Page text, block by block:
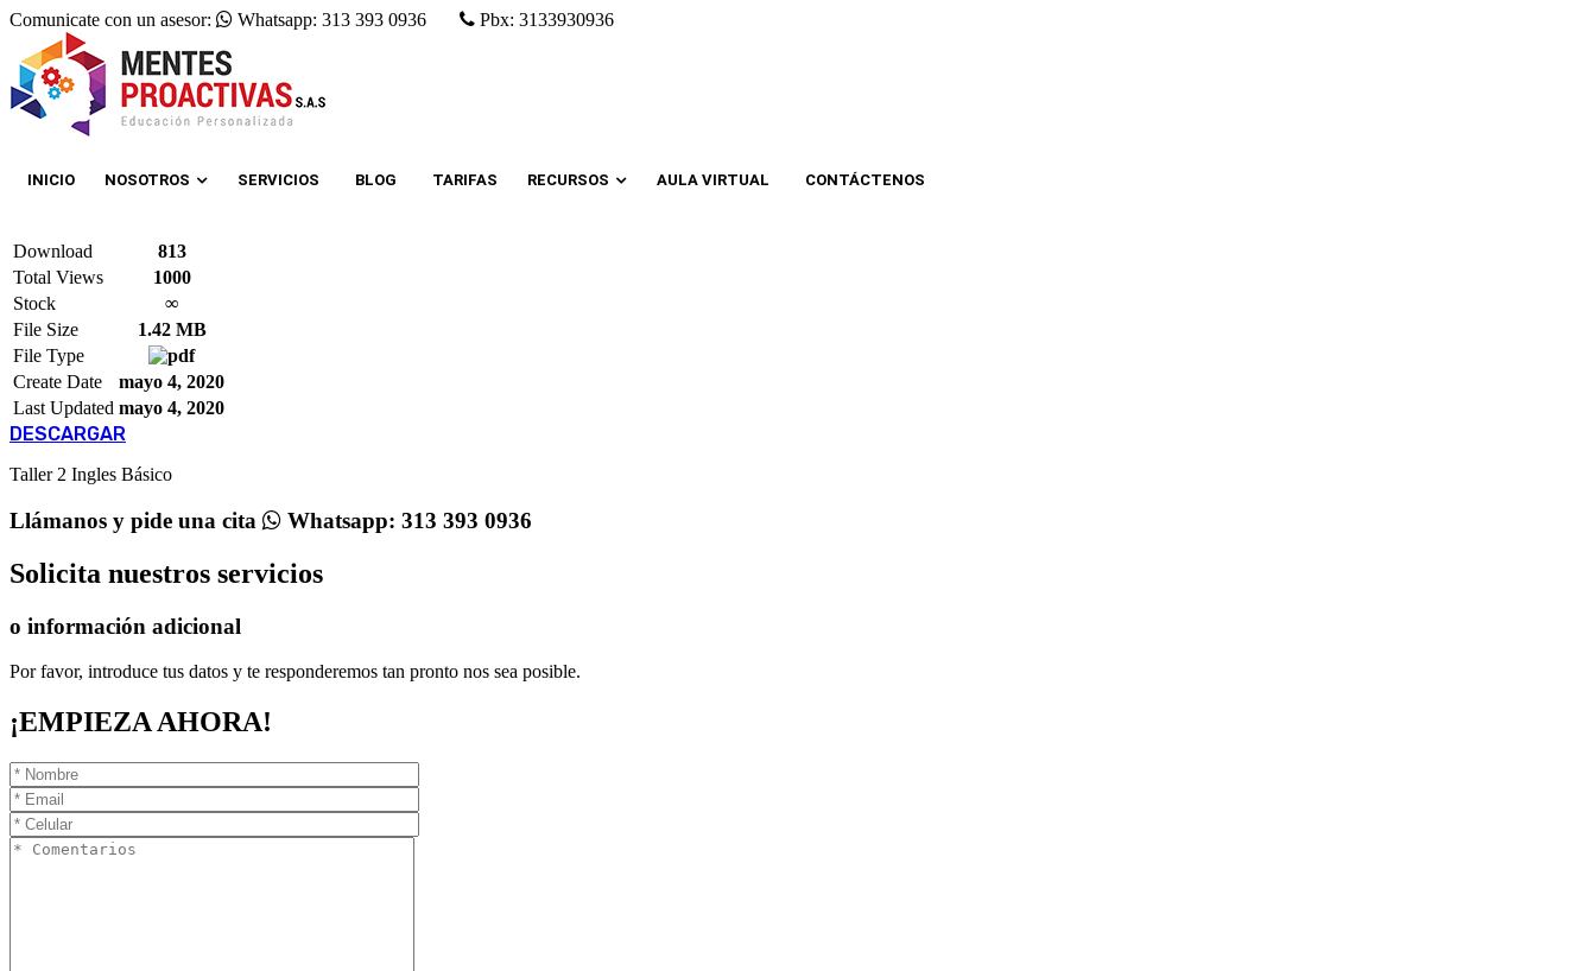
Comunicate con un asesor: Whatsapp: 313 393 0936 Pbx: 3133930936
INICIO NOSOTROS SERVICIOS BLOG TARIFAS RECURSOS AULA VIRTUAL CONTÁCTENOS
Download
813
Total Views
1000
Stock
∞
File Size
1.42 MB
File Type
Create Date
mayo 4, 2020
Last Updated mayo 4, 2020
DESCARGAR
Taller 2 Ingles Básico
Llámanos y pide una cita Whatsapp: 313 393 0936
Solicita nuestros servicios
o información adicional
Por favor, introduce tus datos y te responderemos tan pronto nos sea posible.
¡EMPIEZA AHORA!